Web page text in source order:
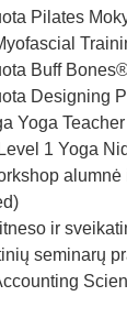
Pilates
Buff
Designing
Yoga
1 Yoga
ir
seminarų